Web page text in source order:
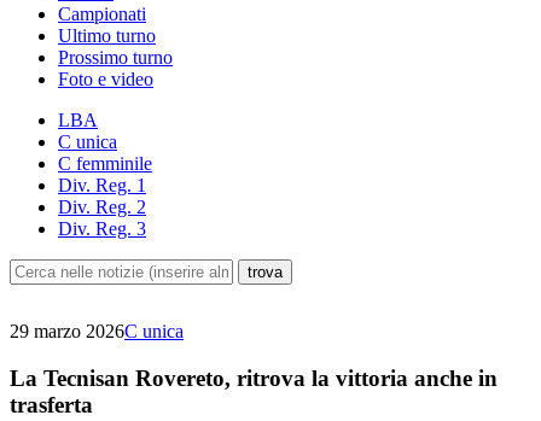
Campionati
Ultimo turno
Prossimo turno
Foto e video
LBA
C unica
C femminile
Div. Reg. 1
Div. Reg. 2
Div. Reg. 3
29 marzo 2026C unica
La Tecnisan Rovereto, ritrova la vittoria anche in
trasferta